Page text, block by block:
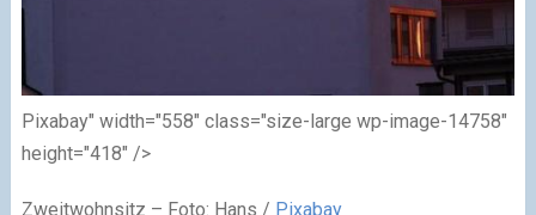
Pixabay" width="558" class="size-large wp-image-14758"
height="418" />
Zweitwohnsitz – Foto: Hans / Pixabay